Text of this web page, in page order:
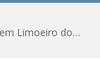
Amanhã começa nova etapa de vacinação em Limoeiro do Ajuru para idosos com 65 ou mais